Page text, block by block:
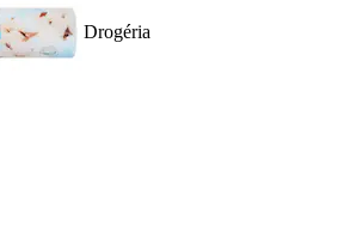
Drogéria